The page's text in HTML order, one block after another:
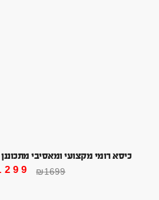
כיסא רומי מקצועי ומאסיבי
₪1699